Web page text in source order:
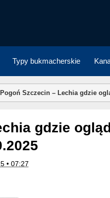
Typy bukmacherskie
Pogoń Szczecin – Lechia gdzie
• 07:27